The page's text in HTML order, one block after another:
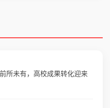
所未有，高校成果转化迎来